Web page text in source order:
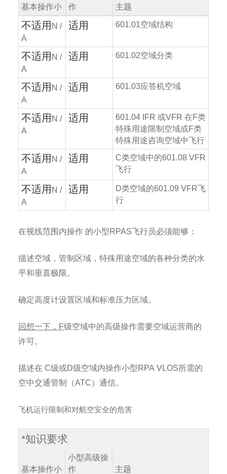
基本操作小
作
主题
不适用 N /
A
适用 601.01空域结构
不适用 N /
A
适用 601.02空域分类
不适用 N /
A
适用 601.03应答机空域
不适用 N /
A
适用 601.04 IFR 或VFR 在F类
特殊用途限制空域或F类
特殊用途咨询空域中飞行
不适用 N /
A
适用 C类空域中的601.08 VFR
飞行
不适用 N /
A
适用 D类空域的601.09 VFR飞
行
在视线范围内操作 的小型RPAS飞行员必须能够：
描述空域，管制区域，特殊用途空域的各种分类的水
平和垂直极限。
确定高度计设置区域和标准压力区域。
回想一下， F级空域中的高级操作需要空域运营商的
许可。
描述在 C级或D级空域内操作小型RPA VLOS所需的
空中交通管制（ATC）通信。
飞机运行限制和对航空安全的危害
*知识要求
基本操作小
小型高级操
作
主题